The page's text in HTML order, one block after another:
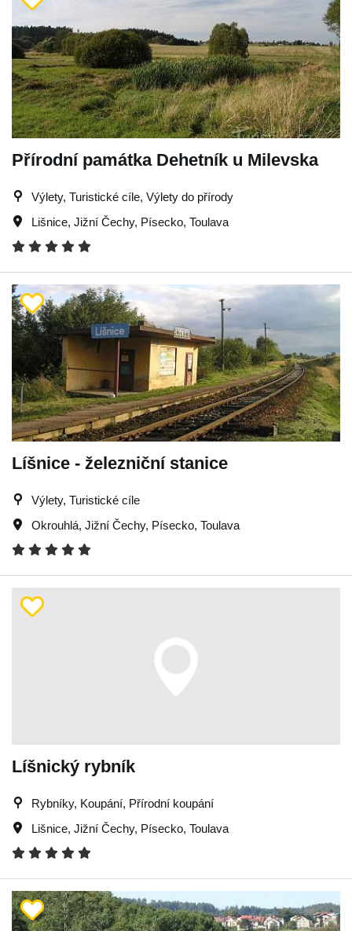
Přírodní památka Dehetník u Milevska
Výlety, Turistické cíle, Výlety do přírody
Lišnice, Jižní Čechy, Písecko, Toulava
Líšnice - železniční stanice
Výlety, Turistické cíle
Okrouhlá, Jižní Čechy, Písecko, Toulava
Líšnický rybník
Rybníky, Koupání, Přírodní koupání
Lišnice, Jižní Čechy, Písecko, Toulava